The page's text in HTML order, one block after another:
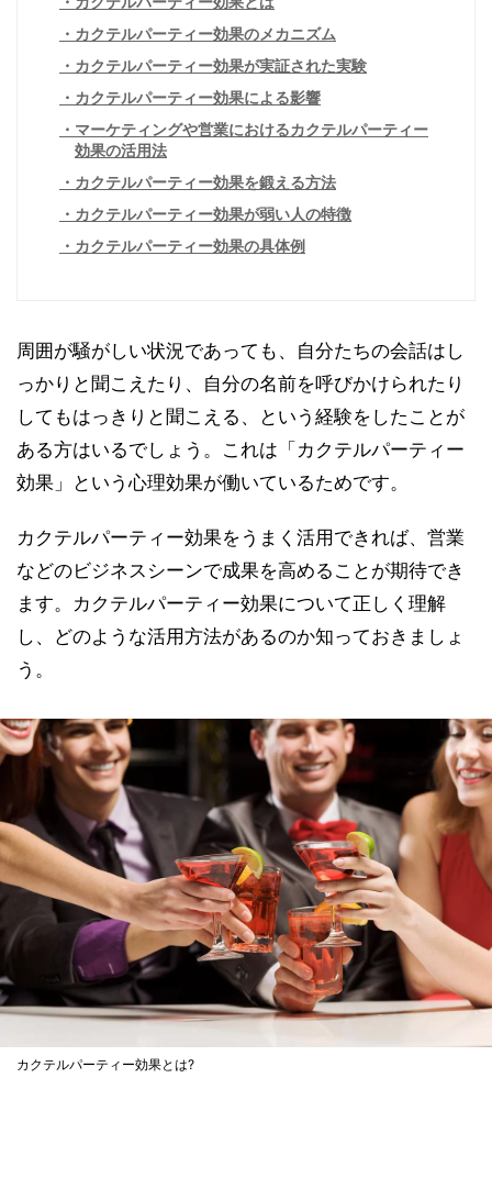
カクテルパーティー効果のメカニズム
カクテルパーティー効果が実証された実験
カクテルパーティー効果による影響
マーケティングや営業におけるカクテルパーティー
効果の活用法
カクテルパーティー効果を鍛える方法
カクテルパーティー効果が弱い人の特徴
カクテルパーティー効果の具体例
周囲が騒がしい状況であっても、自分たちの会話はし
っかりと聞こえたり、自分の名前を呼びかけられたり
してもはっきりと聞こえる、という経験をしたことが
ある方はいるでしょう。これは「カクテルパーティー
効果」という心理効果が働いているためです。
カクテルパーティー効果をうまく活用できれば、営業
などのビジネスシーンで成果を高めることが期待でき
ます。カクテルパーティー効果について正しく理解
し、どのような活用方法があるのか知っておきましょ
う。
カクテルパーティー効果とは?